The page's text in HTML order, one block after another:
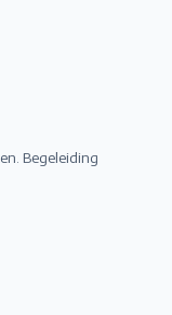
Begeleiding